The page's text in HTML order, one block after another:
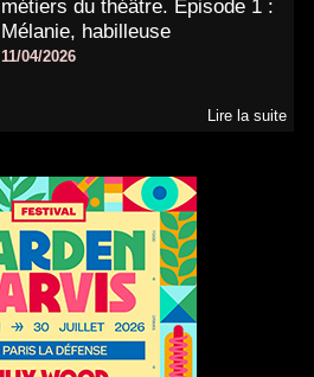
métiers du théâtre. Épisode 1 :
Mélanie, habilleuse
11/04/2026
Lire la suite